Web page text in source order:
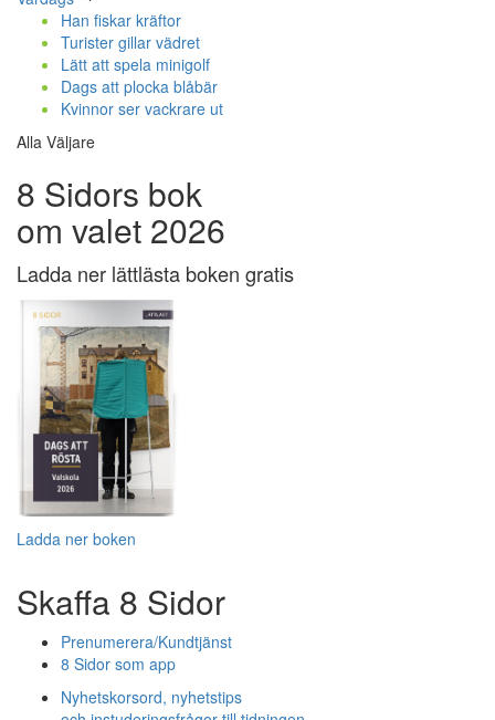
Han fiskar kräftor
Turister gillar vädret
Lätt att spela minigolf
Dags att plocka blåbär
Kvinnor ser vackrare ut
Alla Väljare
8 Sidors bok
om valet 2026
Ladda ner lättlästa boken gratis
Ladda ner boken
Skaffa 8 Sidor
Prenumerera/Kundtjänst
8 Sidor som app
Nyhetskorsord, nyhetstips